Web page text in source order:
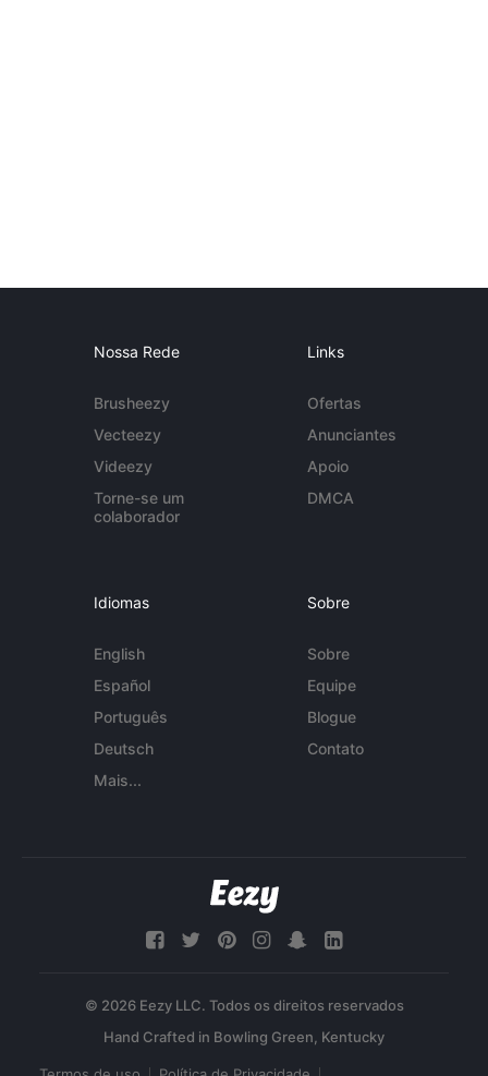
Nossa Rede
Brusheezy
Vecteezy
Videezy
Torne-se um
colaborador
Links
Ofertas
Anunciantes
Apoio
DMCA
Idiomas
English
Español
Português
Deutsch
Mais...
Sobre
Sobre
Equipe
Blogue
Contato
© 2026 Eezy LLC. Todos os direitos reservados